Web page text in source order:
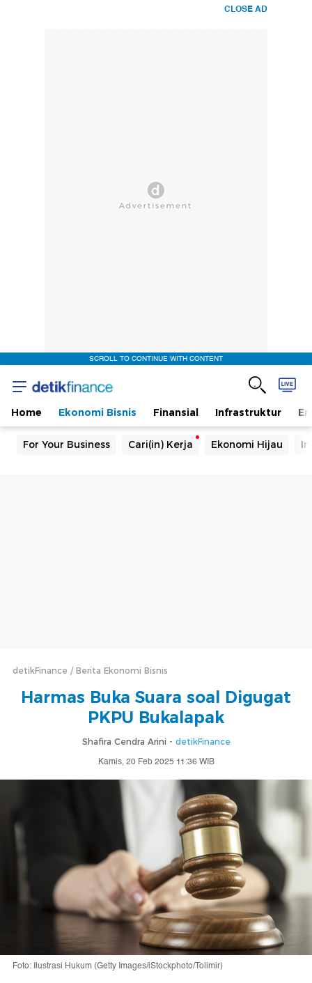
CLOSE AD
SCROLL TO CONTINUE WITH CONTENT
Home Ekonomi Bisnis Finansial Infrastruktur
For Your Business Cari(in) Kerja Ekonomi Hijau
detikFinance Berita Ekonomi Bisnis
Harmas Buka Suara soal Digugat
PKPU Bukalapak
Shafira Cendra Arini - detikFinance
Kamis, 20 Feb 2025 11:36 WIB
Foto: Ilustrasi Hukum (Getty Images/iStockphoto/Tolimir)